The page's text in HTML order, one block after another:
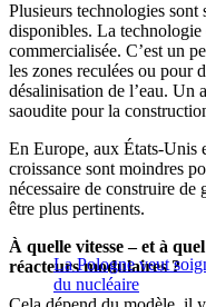
Plusieurs technologies
disponibles. La technologie
commercialisée. C’est un
les zones reculées ou pour
désalinisation de l’eau. Un
saoudite pour la
En Europe, aux États-Unis
croissance sont moindres
nécessaire de construire
être plus pertinents.
La Pologne veut
du nucléaire
À quelle vitesse – et à
réacteurs modulaires ?